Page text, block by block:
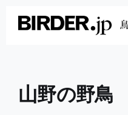
山野の野鳥